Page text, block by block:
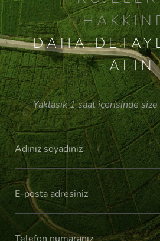
DAHA
ALIN
Yaklaşık 1 saat içerisinde size